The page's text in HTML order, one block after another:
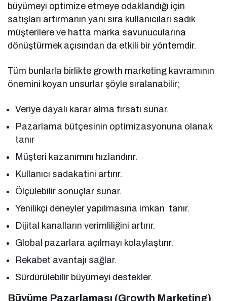
büyümeyi optimize etmeye odaklandığı için
satışları artırmanın yanı sıra kullanıcıları sadık
müşterilere ve hatta marka savunucularına
dönüştürmek açısından da etkili bir yöntemdir.
Tüm bunlarla birlikte growth marketing kavramının
önemini koyan unsurlar şöyle sıralanabilir;
Veriye dayalı karar alma fırsatı sunar.
Pazarlama bütçesinin optimizasyonuna olanak
tanır
Müşteri kazanımını hızlandırır.
Kullanıcı sadakatini artırır.
Ölçülebilir sonuçlar sunar.
Yenilikçi deneyler yapılmasına imkan tanır.
Dijital kanalların verimliliğini artırır.
Global pazarlara açılmayı kolaylaştırır.
Rekabet avantajı sağlar.
Sürdürülebilir büyümeyi destekler.
Büyüme Pazarlaması (Growth Marketing)